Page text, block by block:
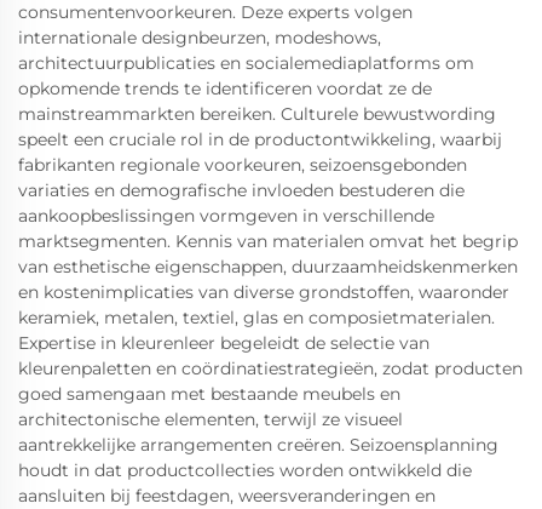
consumentenvoorkeuren. Deze experts volgen
internationale designbeurzen, modeshows,
architectuurpublicaties en socialemediaplatforms om
opkomende trends te identificeren voordat ze de
mainstreammarkten bereiken. Culturele bewustwording
speelt een cruciale rol in de productontwikkeling, waarbij
fabrikanten regionale voorkeuren, seizoensgebonden
variaties en demografische invloeden bestuderen die
aankoopbeslissingen vormgeven in verschillende
marktsegmenten. Kennis van materialen omvat het begrip
van esthetische eigenschappen, duurzaamheidskenmerken
en kostenimplicaties van diverse grondstoffen, waaronder
keramiek, metalen, textiel, glas en composietmaterialen.
Expertise in kleurenleer begeleidt de selectie van
kleurenpaletten en coördinatiestrategieën, zodat producten
goed samengaan met bestaande meubels en
architectonische elementen, terwijl ze visueel
aantrekkelijke arrangementen creëren. Seizoensplanning
houdt in dat productcollecties worden ontwikkeld die
aansluiten bij feestdagen, weersveranderingen en